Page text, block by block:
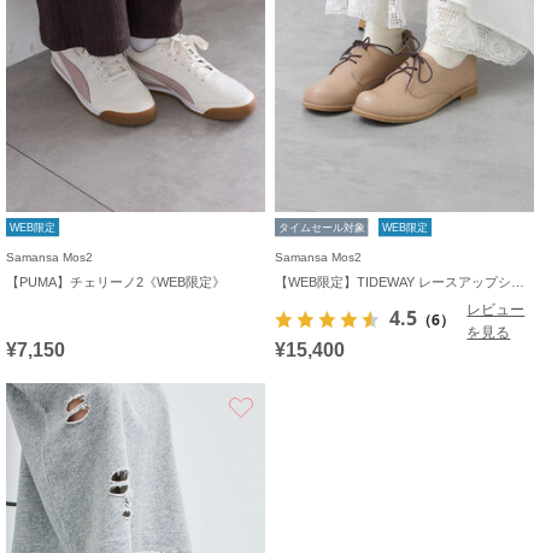
WEB限定
Samansa Mos2
【PUMA】チェリーノ2《WEB限定》
¥7,150
タイムセール対象 WEB限定
Samansa Mos2
4.5 （6）
レビュー
を見る
¥15,400